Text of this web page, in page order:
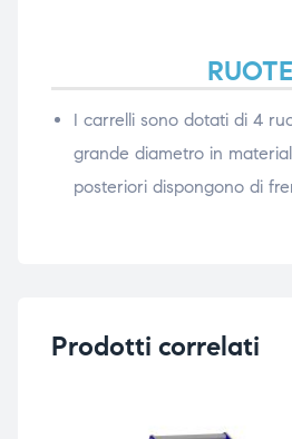
RUOTE
I carrelli sono dotati di 4
grande diametro in
posteriori dispongono di
Prodotti correlati